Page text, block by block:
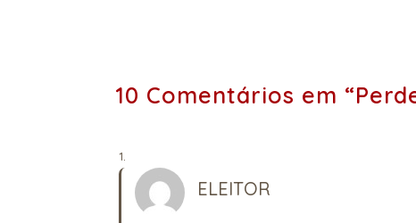
10 Comentários em
ELEITOR